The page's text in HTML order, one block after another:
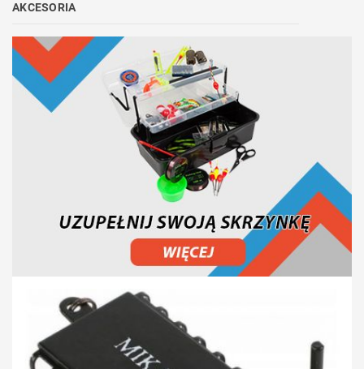
AKCESORIA